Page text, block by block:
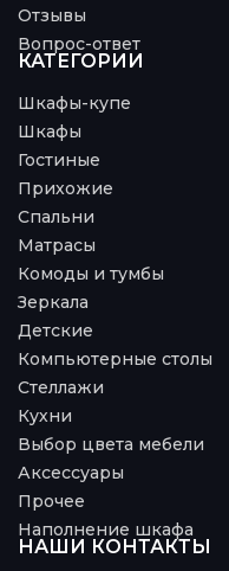
Отзывы
Вопрос-ответ
КАТЕГОРИИ
Шкафы-купе
Шкафы
Гостиные
Прихожие
Спальни
Матрасы
Комоды и тумбы
Зеркала
Детские
Компьютерные столы
Стеллажи
Кухни
Выбор цвета мебели
Аксессуары
Прочее
Наполнение шкафа
НАШИ КОНТАКТЫ